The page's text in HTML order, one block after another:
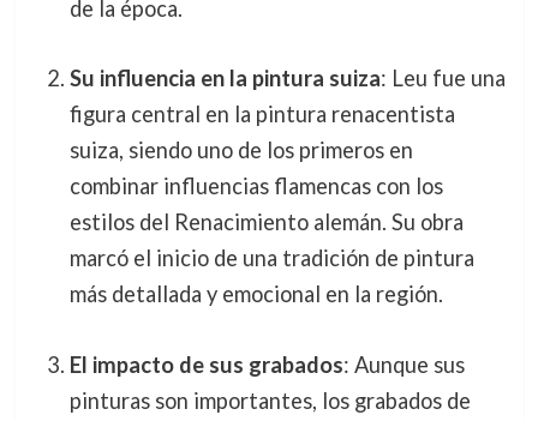
de la época.
Su influencia en la pintura suiza: Leu fue una
figura central en la pintura renacentista
suiza, siendo uno de los primeros en
combinar influencias flamencas con los
estilos del Renacimiento alemán. Su obra
marcó el inicio de una tradición de pintura
más detallada y emocional en la región.
El impacto de sus grabados: Aunque sus
pinturas son importantes, los grabados de